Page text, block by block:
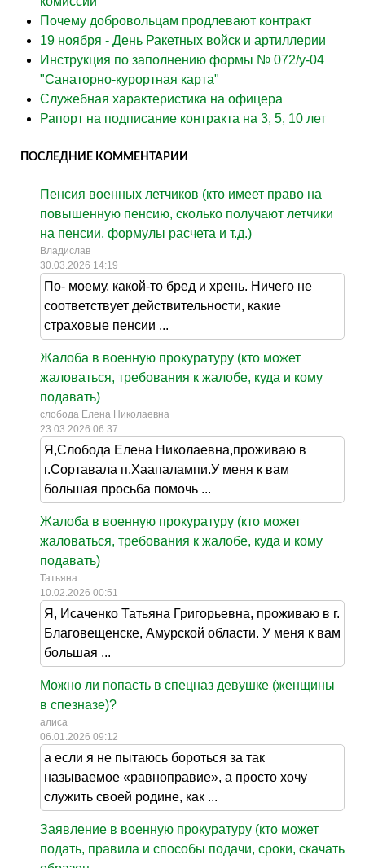
Почему добровольцам продлевают контракт
19 ноября - День Ракетных войск и артиллерии
Инструкция по заполнению формы № 072/у-04
"Санаторно-курортная карта"
Служебная характеристика на офицера
Рапорт на подписание контракта на 3, 5, 10 лет
ПОСЛЕДНИЕ КОММЕНТАРИИ
Пенсия военных летчиков (кто имеет право на
повышенную пенсию, сколько получают летчики
на пенсии, формулы расчета и т.д.)
Владислав
30.03.2026 14:19
По- моему, какой-то бред и хрень. Ничего не
соответствует действительности, какие
страховые пенсии ...
Жалоба в военную прокуратуру (кто может
жаловаться, требования к жалобе, куда и кому
подавать)
слобода Елена Николаевна
23.03.2026 06:37
Я,Слобода Елена Николаевна,проживаю в
г.Сортавала п.Хаапалампи.У меня к вам
большая просьба помочь ...
Жалоба в военную прокуратуру (кто может
жаловаться, требования к жалобе, куда и кому
подавать)
Татьяна
10.02.2026 00:51
Я, Исаченко Татьяна Григорьевна, проживаю в г.
Благовещенске, Амурской области. У меня к вам
большая ...
Можно ли попасть в спецназ девушке (женщины
в спезназе)?
алиса
06.01.2026 09:12
а если я не пытаюсь бороться за так
называемое «равноправие», а просто хочу
служить своей родине, как ...
Заявление в военную прокуратуру (кто может
подать, правила и способы подачи, сроки, скачать